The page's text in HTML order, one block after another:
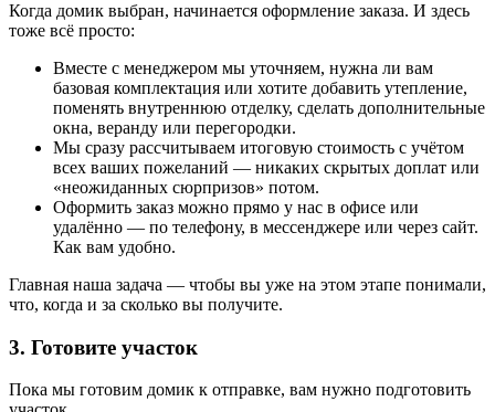
Когда домик выбран, начинается оформление заказа. И здесь
тоже всё просто:
Вместе с менеджером мы уточняем, нужна ли вам
базовая комплектация или хотите добавить утепление,
поменять внутреннюю отделку, сделать дополнительные
окна, веранду или перегородки.
Мы сразу рассчитываем итоговую стоимость с учётом
всех ваших пожеланий — никаких скрытых доплат или
«неожиданных сюрпризов» потом.
Оформить заказ можно прямо у нас в офисе или
удалённо — по телефону, в мессенджере или через сайт.
Как вам удобно.
Главная наша задача — чтобы вы уже на этом этапе понимали,
что, когда и за сколько вы получите.
3. Готовите участок
Пока мы готовим домик к отправке, вам нужно подготовить